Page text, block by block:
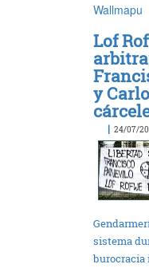
Wallmapu
Lof
y
| 24/07/
sistema
burocracia